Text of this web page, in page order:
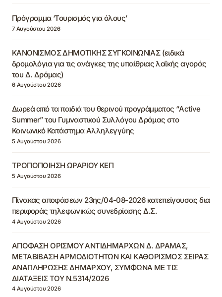
Πρόγραμμα ‘Τουρισμός για όλους’
7 Αυγούστου 2026
ΚΑΝΟΝΙΣΜΟΣ ΔΗΜΟΤΙΚΗΣ ΣΥΓΚΟΙΝΩΝΙΑΣ (ειδικά
δρομολόγια για τις ανάγκες της υπαίθριας λαϊκής αγοράς
του Δ. Δράμας)
6 Αυγούστου 2026
Δωρεά από τα παιδιά του θερινού προγράμματος “Active
Summer” του Γυμναστικού Συλλόγου Δράμας στο
Κοινωνικό Κατάστημα Αλληλεγγύης
5 Αυγούστου 2026
ΤΡΟΠΟΠΟΙΗΣΗ ΩΡΑΡΙΟΥ ΚΕΠ
5 Αυγούστου 2026
Πίνακας αποφάσεων 23ης/04-08-2026 κατεπείγουσας δια
περιφοράς τηλεφωνικώς συνεδρίασης Δ.Σ.
4 Αυγούστου 2026
ΑΠΟΦΑΣΗ ΟΡΙΣΜΟΥ ΑΝΤΙΔΗΜΑΡΧΩΝ Δ. ΔΡΑΜΑΣ,
ΜΕΤΑΒΙΒΑΣΗ ΑΡΜΟΔΙΟΤΗΤΩΝ ΚΑΙ ΚΑΘΟΡΙΣΜΟΣ ΣΕΙΡΑΣ
ΑΝΑΠΛΗΡΩΣΗΣ ΔΗΜΑΡΧΟΥ, ΣΥΜΦΩΝΑ ΜΕ ΤΙΣ
ΔΙΑΤΑΞΕΙΣ ΤΟΥ Ν.5314/2026
4 Αυγούστου 2026